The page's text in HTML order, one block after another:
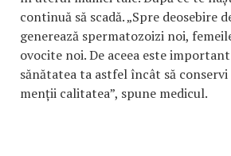
continuă să scadă. „Spre deosebire
generează spermatozoizi noi,
ovocite noi. De aceea este
sănătatea ta astfel încât să
menții calitatea”, spune medicul.